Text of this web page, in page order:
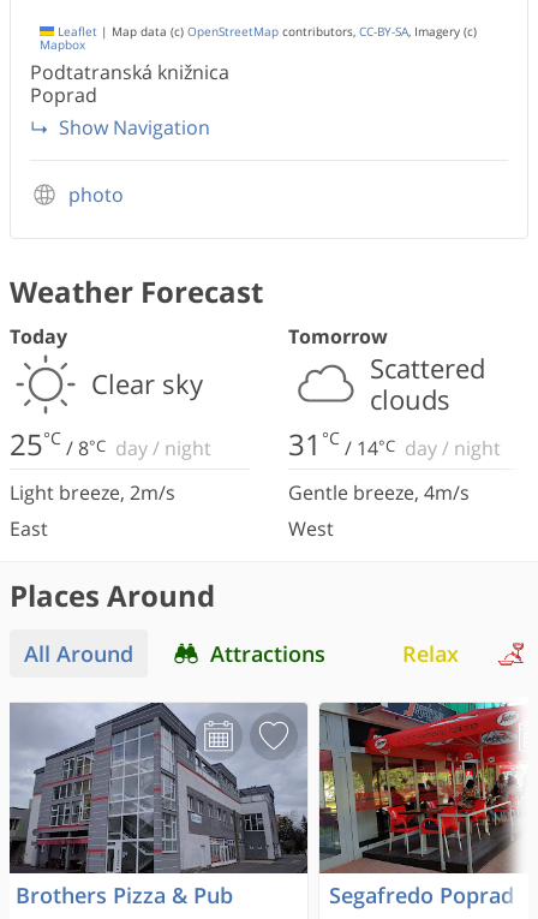
Leaflet | Map data (c) OpenStreetMap contributors, CC-BY-SA , Imagery (c)
Mapbox
Podtatranská knižnica
Poprad
Show Navigation
photo
Weather Forecast
Today
Clear sky
25°C / 8°C day/ night
Light breeze, 2m/s
East
Tomorrow
Scattered
clouds
31 °C / 14°C day/ night
Gentle breeze, 4m/s
West
Places Around
All Around Attractions Relax
Brothers Pizza & Pub Segafredo Poprad